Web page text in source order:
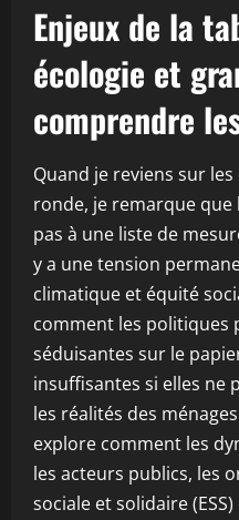
Enjeux de la
écologie et
comprendre
Quand je reviens sur
ronde, je remarque que
pas à une liste de
y a une tension
climatique et équité
comment les politiques
séduisantes sur le
insuffisantes si elles ne
les réalités des
explore comment les
les acteurs publics, les
sociale et solidaire